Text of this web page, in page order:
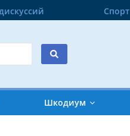
Спорт
Шкодиум